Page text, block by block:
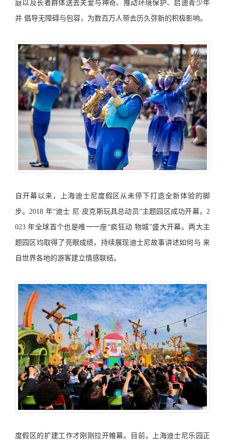
庭以及长者群体送去关爱与神奇、推动环境保护、启迪青少年
并 倡导无障碍与包容，为数百万人带去历久弥新的积极影响。
自开幕以来，上海迪士尼度假区从未停下打造全新体验的脚
步。2018 年“迪士 尼·皮克斯玩具总动员”主题园区成功开幕，2
023 年全球首个也是唯一一座“疯狂动 物城”盛大开幕。两大主
题园区均取得了亮眼成绩，持续展现迪士尼故事讲述如何与 来
自世界各地的游客建立情感联结。
度假区的扩建工作才刚刚拉开帷幕。目前，上海迪士尼乐园正